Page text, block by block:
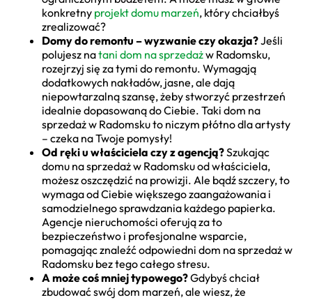
konkretny projekt domu marzeń, który chciałbyś
zrealizować?
Domy do remontu – wyzwanie czy okazja?Jeśli
polujesz natani dom na sprzedażw Radomsku,
rozejrzyj się za tymi do remontu. Wymagają
dodatkowych nakładów, jasne, ale dają
niepowtarzalną szansę, żeby stworzyć przestrzeń
idealnie dopasowaną do Ciebie. Taki dom na
sprzedaż w Radomsku to niczym płótno dla artysty
– czeka na Twoje pomysły!
Od ręki u właściciela czy z agencją?Szukając
domu na sprzedaż w Radomsku od właściciela,
możesz oszczędzić na prowizji. Ale bądź szczery, to
wymaga od Ciebie większego zaangażowania i
samodzielnego sprawdzania każdego papierka.
Agencje nieruchomości oferują za to
bezpieczeństwo i profesjonalne wsparcie,
pomagając znaleźć odpowiedni dom na sprzedaż w
Radomsku bez tego całego stresu.
A może coś mniej typowego?Gdybyś chciał
zbudować swój dom marzeń, ale wiesz, że